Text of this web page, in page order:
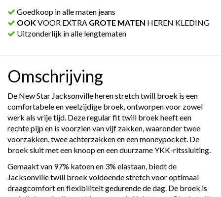
Goedkoop in alle maten jeans
OOKVOOR EXTRA GROTE MATEN HEREN KLEDING
Uitzonderlijk in alle lengtematen
Omschrijving
De New Star Jacksonville heren stretch twill broek is een
comfortabele en veelzijdige broek, ontworpen voor zowel
werk als vrije tijd. Deze regular fit twill broek heeft een
rechte pijp en is voorzien van vijf zakken, waaronder twee
voorzakken, twee achterzakken en een moneypocket. De
broek sluit met een knoop en een duurzame YKK-ritssluiting.
Gemaakt van 97% katoen en 3% elastaan, biedt de
Jacksonville twill broek voldoende stretch voor optimaal
draagcomfort en flexibiliteit gedurende de dag. De broek is